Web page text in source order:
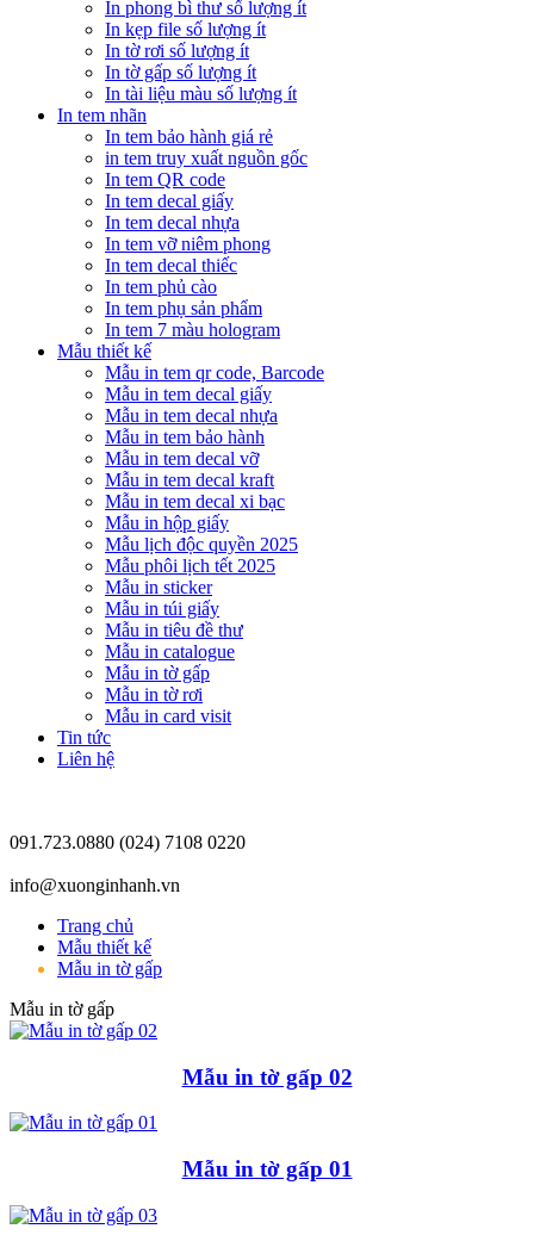
In phong bì thư số lượng ít
In kẹp file số lượng ít
In tờ rơi số lượng ít
In tờ gấp số lượng ít
In tài liệu màu số lượng ít
In tem nhãn
In tem bảo hành giá rẻ
in tem truy xuất nguồn gốc
In tem QR code
In tem decal giấy
In tem decal nhựa
In tem vỡ niêm phong
In tem decal thiếc
In tem phủ cào
In tem phụ sản phẩm
In tem 7 màu hologram
Mẫu thiết kế
Mẫu in tem qr code, Barcode
Mẫu in tem decal giấy
Mẫu in tem decal nhựa
Mẫu in tem bảo hành
Mẫu in tem decal vỡ
Mẫu in tem decal kraft
Mẫu in tem decal xi bạc
Mẫu in hộp giấy
Mẫu lịch độc quyền 2025
Mẫu phôi lịch tết 2025
Mẫu in sticker
Mẫu in túi giấy
Mẫu in tiêu đề thư
Mẫu in catalogue
Mẫu in tờ gấp
Mẫu in tờ rơi
Mẫu in card visit
Tin tức
Liên hệ
091.723.0880 (024) 7108 0220
info@xuonginhanh.vn
Trang chủ
Mẫu thiết kế
Mẫu in tờ gấp
Mẫu in tờ gấp
Mẫu in tờ gấp 02
Mẫu in tờ gấp 01